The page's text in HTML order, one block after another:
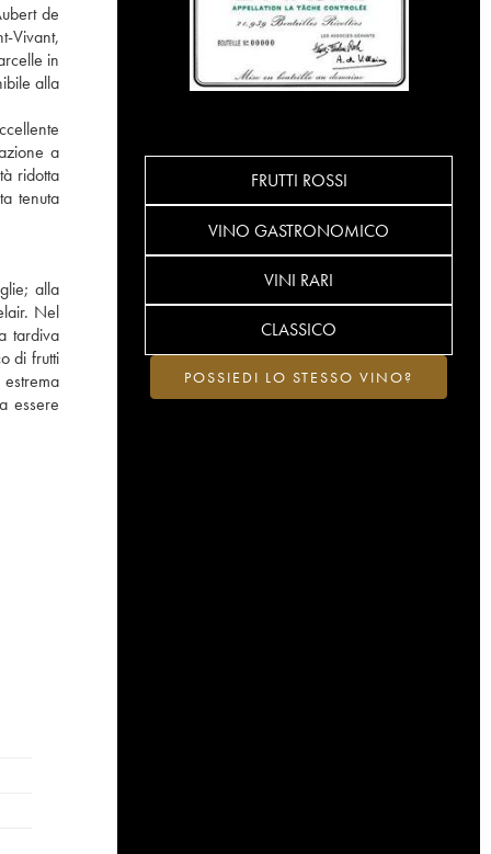
de
Vivant,
in
alla
a
ridotta
tenuta
alla
Nel
tardiva
di frutti
essere
FRUTTI ROSSI
VINO GASTRONOMICO
VINI RARI
CLASSICO
POSSIEDI LO STESSO VINO?